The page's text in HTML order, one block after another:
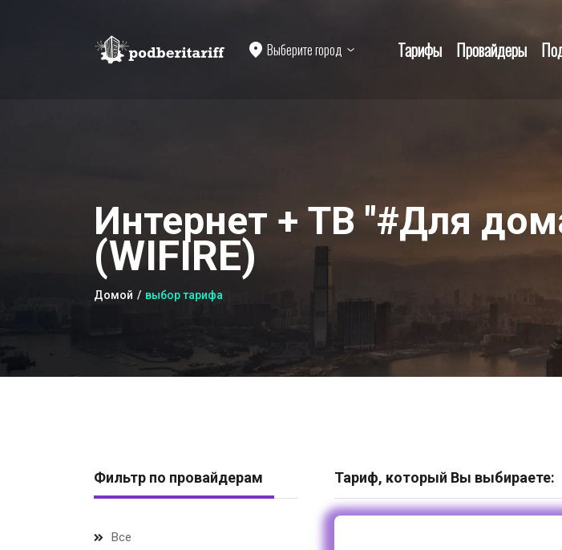
Выберите город Тарифы Провайдеры
Интернет + ТВ "#Для
(WIFIRE)
Домой выбор тарифа
Фильтр по провайдерам
Все
Тариф, который Вы выбираете: